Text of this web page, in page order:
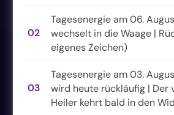
02
Tagesenergie am 06.
wechselt in die Waage |
eigenes Zeichen)
03
Tagesenergie am 03.
wird heute rückläufig | Der
Heiler kehrt bald in den